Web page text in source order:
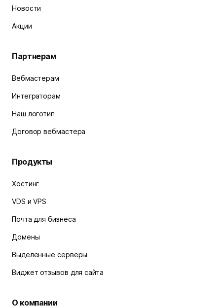
Новости
Акции
Партнерам
Вебмастерам
Интеграторам
Наш логотип
Договор вебмастера
Продукты
Хостинг
VDS и VPS
Почта для бизнеса
Домены
Выделенные серверы
Виджет отзывов для сайта
О компании